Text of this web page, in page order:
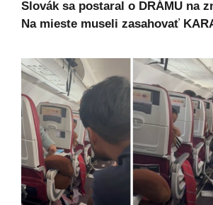
Slovák sa postaral o DRÁMU na
Na mieste museli zasahovať